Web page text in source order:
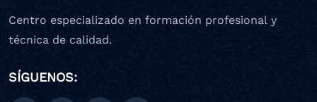
Centro especializado en formación profesional y
técnica de calidad.
SÍGUENOS: